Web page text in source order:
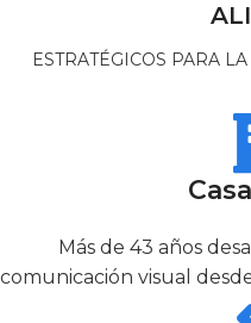
ESTRATÉGICOS PARA
Más de 43 años
comunicación visual